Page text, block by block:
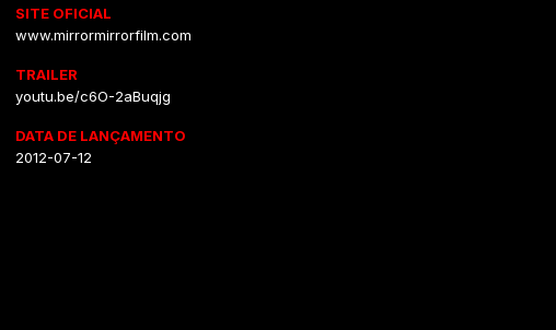
SITE OFICIAL
www.mirrormirrorfilm.com
TRAILER
youtu.be/c6O-2aBuqjg
DATA DE LANÇAMENTO
2012-07-12